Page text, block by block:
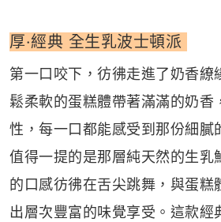
厚·經典 全生乳波士頓派
第一口咬下，彷彿走進了奶香繚
鬆柔軟的蛋糕體帶著滿滿的奶香
性，每一口都能感受到那份細膩
值得一提的是那層純天然的生乳
的口感彷彿在舌尖跳舞，與蛋糕
出層次豐富的味覺享受。這款經